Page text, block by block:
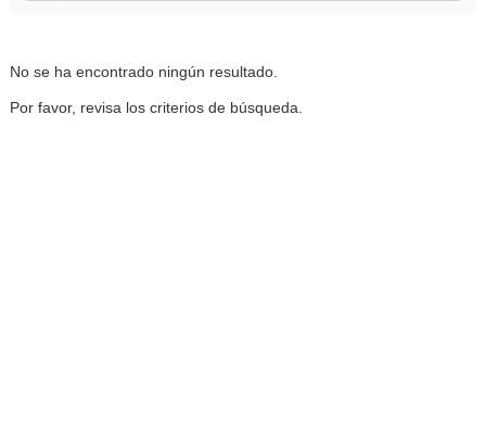
No se ha encontrado ningún resultado.
Por favor, revisa los criterios de búsqueda.